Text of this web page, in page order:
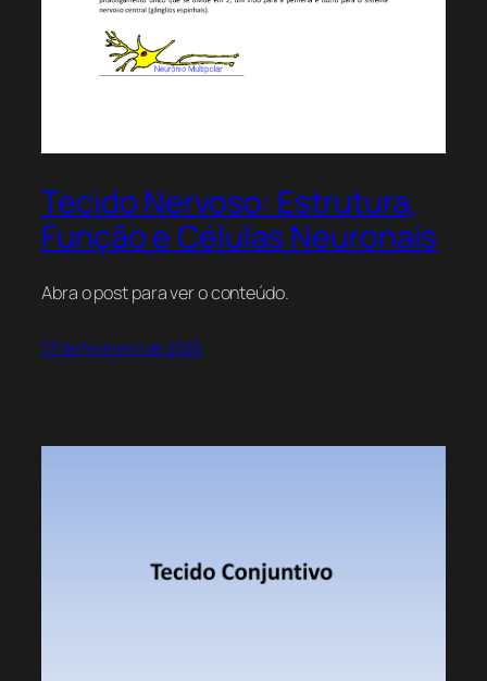
Tecido Nervoso: Estrutura,
Função e Células Neuronais
Abra o post para ver o conteúdo.
23 de fevereiro de 2026